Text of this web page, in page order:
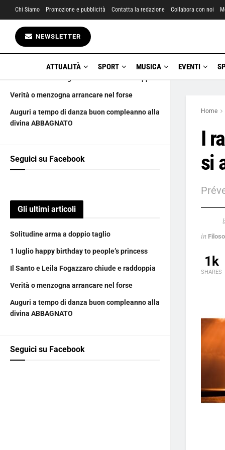
Gli ultimi articoli
Solitudine arma a doppio taglio
1 luglio happy birthday to people’s princess
Verità o menzogna arrancare nel forse
Auguri a tempo di danza buon compleanno alla
divina ABBAGNATO
Seguici su Facebook
Gli ultimi articoli
Solitudine arma a doppio taglio
1 luglio happy birthday to people’s princess
Il Santo e Leila Fogazzaro chiude e raddoppia
Verità o menzogna arrancare nel forse
Auguri a tempo di danza buon compleanno alla
divina ABBAGNATO
Seguici su Facebook
Chi Siamo Promozione e pubblicità Contatta la redazione Collabora con noi
NEWSLETTER
ATTUALITÀ SPORT MUSICA EVENTI
Home
I
si
in
1k
SHARES